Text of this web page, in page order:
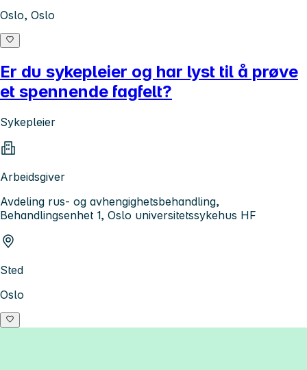
Oslo, Oslo
Er du sykepleier og har lyst til å prøve
et spennende fagfelt?
Sykepleier
Arbeidsgiver
Avdeling rus- og avhengighetsbehandling,
Behandlingsenhet 1, Oslo universitetssykehus HF
Sted
Oslo